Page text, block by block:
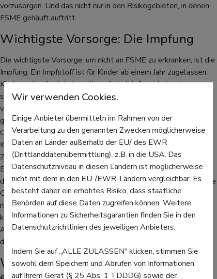
vorzusorgen. Und das nicht nur in den Risikogebieten, in denen
FSME gehäuft auftritt.
Wichtigste Vorsorge: Die Impfung
Die wichtigste Vorsorge, um nicht an FSME zu erkranken, ist die
Impfung. Ein Impfstoff ist für Kinder ab einem Jahr zugelassen.
Kinder zu impfen ist sinnvoll, weil sie häufiger dort unterwegs
sind, wo sich in der Natur auch Zecken aufhalten. Um sie auch
vor anderen Krankheiten, die Zecken übertragen können - dazu
gehört Borreliose, eine Bakterieninfektion, die verschiedene
Organsysteme befallen kann - schützen zu können, sollten die
Kinder nach dem Aufenthalt draußen abends gründlich nach
Zecken abgesucht werden. Natürlich empfiehlt sich auch für
Erwachsene eine Impfung, denn die schlimmen Auswirkungen
der Krankheit treffen vor allem Personen über 50 Jahren. Für die
Grundimmunisierung braucht es drei Dosen, ein bis drei Monate
nach der ersten Dosis erfolgt die zweite Impfung, die dritte
kommt nach fünf bis 12 Monaten dazu. Eine
Auffrischungsimpfung wird nach drei Jahren empfohlen, weiter
dann alle fünf Jahre.
Weitere Maßnahmen gegen Zecken
Wir verwenden Cookies.
Einige Anbieter übermitteln im Rahmen von der
Verarbeitung zu den genannten Zwecken möglicherweise
Daten an Länder außerhalb der EU/ des EWR
(Drittlanddatenübermittlung), z.B. in die USA. Das
Datenschutzniveau in diesen Ländern ist möglicherweise
nicht mit dem in den EU-/EWR-Ländern vergleichbar. Es
besteht daher ein erhöhtes Risiko, dass staatliche
Behörden auf diese Daten zugreifen können. Weitere
Informationen zu Sicherheitsgarantien finden Sie in den
Datenschutzrichtlinien des jeweiligen Anbieters.
Indem Sie auf „ALLE ZULASSEN" klicken, stimmen Sie
sowohl dem Speichern und Abrufen von Informationen
auf Ihrem Gerät (§ 25 Abs. 1 TDDDG) sowie der